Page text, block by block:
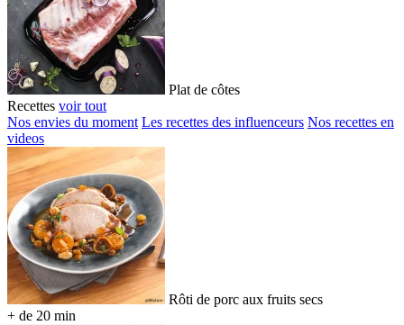
Plat de côtes
Recettes voir tout
Nos envies du moment Les recettes des influenceurs Nos recettes en
videos
Rôti de porc aux fruits secs
+ de 20 min